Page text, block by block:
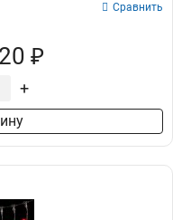
Сравнить
₽
+